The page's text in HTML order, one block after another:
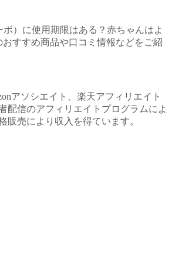
ボ）に使用期限はある？赤ちゃんはよ
おすすめ商品や口コミ情報などをご紹
アソシエイト、楽天アフィリエイト
配信のアフィリエイトプログラムによ
販売により収入を得ています。